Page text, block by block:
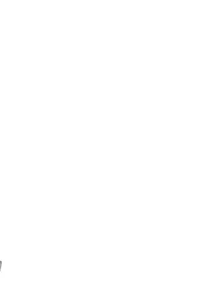
chế tạo DIN (viết tắt là Deutsches Institut
với các tiêu chuẩn khác là các tiêu chuẩn
công nghệ, tính ứng dụng ) thì sẽ được điều
có thông số kĩ thuật tương đương với tiêu
dài từ tâm lỗ này đến các tâm lỗ khác.